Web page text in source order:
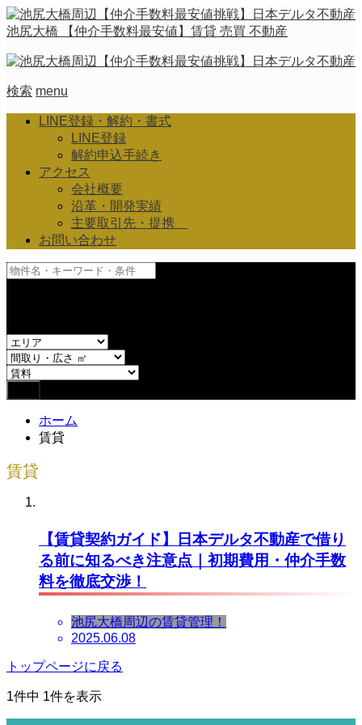
池尻大橋 【仲介手数料最安値】賃貸 売買 不動産
検索 menu
LINE登録・解約・書式
LINE登録
解約申込手続き
アクセス
会社概要
沿革・開発実績
主要取引先・提携
お問い合わせ
ホーム
賃貸
賃貸
【賃貸契約ガイド】日本デルタ不動産で借り
る前に知るべき注意点｜初期費用・仲介手数
料を徹底交渉！
池尻大橋周辺の賃貸管理！
2025.06.08
トップページに戻る
1件中 1件を表示